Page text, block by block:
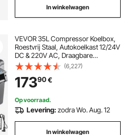
In winkelwagen
VEVOR 35L Compressor Koelbox,
Roestvrij Staal, Autokoelkast 12/24V
DC & 220V AC, Draagbare
Minikoelkast -20°C tot 20°C,
Geïsoleerde Box Ideaal voor Auto,
Vrachtwagen, Camper, Camping,
Vakantie
(6,227)
17390€
Op voorraad.
Levering:zodra Wo. Aug. 12
In winkelwagen